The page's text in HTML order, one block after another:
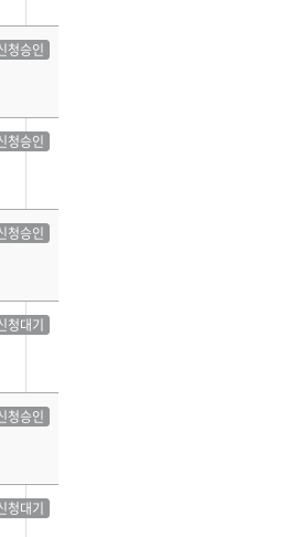
청승인
청승인
청승인
청대기
청승인
청대기